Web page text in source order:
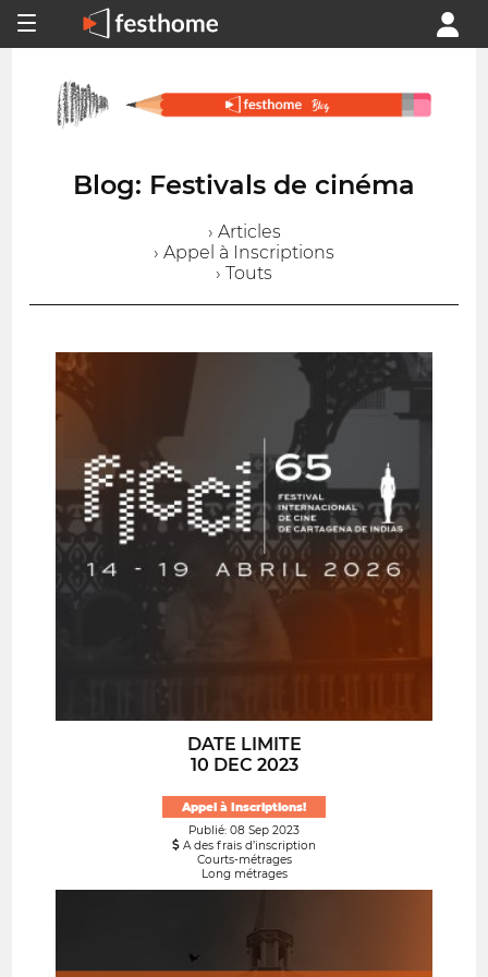
Blog: Festivals de cinéma
› Articles
› Appel à Inscriptions
› Touts
DATE LIMITE
10 DEC 2023
Appel à Inscriptions!
Publié: 08 Sep 2023
A des frais d’inscription
Courts-métrages
Long métrages